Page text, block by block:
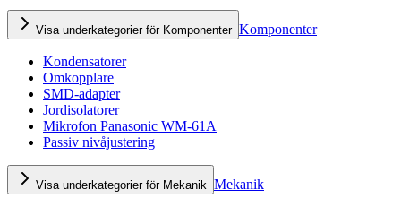
Visa underkategorier för Komponenter Komponenter
Kondensatorer
Omkopplare
SMD-adapter
Jordisolatorer
Mikrofon Panasonic WM-61A
Passiv nivåjustering
Visa underkategorier för Mekanik Mekanik